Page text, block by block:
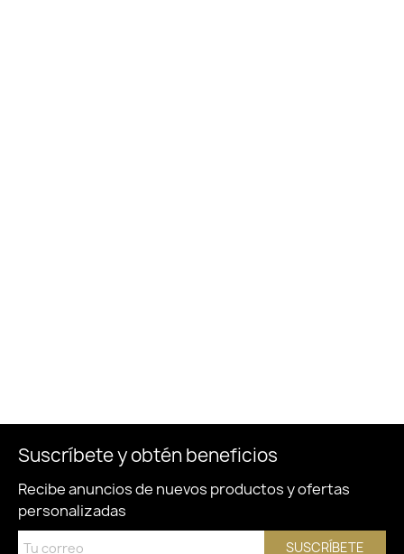
Suscríbete y obtén beneficios
Recibe anuncios de nuevos productos y ofertas
personalizadas
SUSCRÍBETE